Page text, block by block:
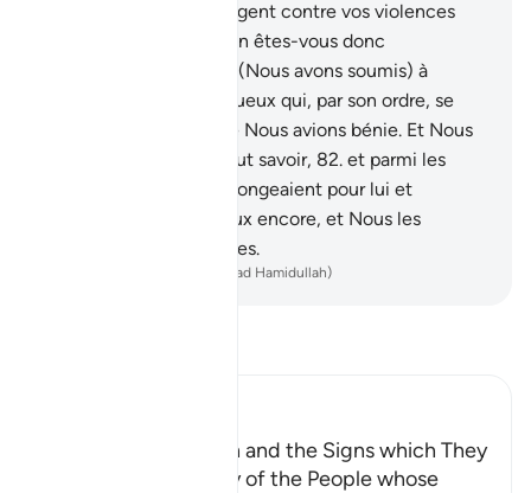
Dawud and Sulayman and the Signs which They
were given; the Story of the People whose
afin qu’elles vous protègent contre vos violences
mutuelles (la guerre). En êtes-vous donc
Et (Nous avons soumis) à
Salomon le vent impétueux qui, par son ordre, se
dirigea vers la terre que Nous avions bénie. Et Nous
sommes à même de tout savoir, 82. et parmi les
diables il en était qui plongeaient pour lui et
faisaient d’autres travaux encore, et Nous les
surveillions Nous-mêmes.
French Translation(Muhammad Hamidullah)